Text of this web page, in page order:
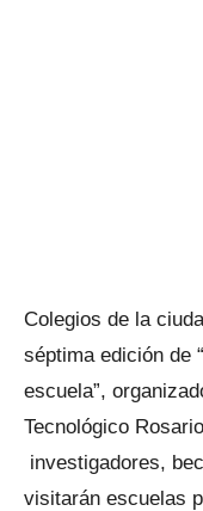
Colegios de la
séptima edición de
escuela”,
Tecnológico
investigadores,
visitarán escuelas